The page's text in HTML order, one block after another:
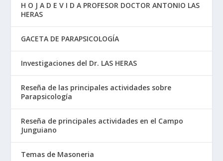
H O J A D E V I D A PROFESOR DOCTOR ANTONIO LAS
HERAS
GACETA DE PARAPSICOLOGÍA
Investigaciones del Dr. LAS HERAS
Reseña de las principales actividades sobre
Parapsicología
Reseña de principales actividades en el Campo
Junguiano
Temas de Masoneria